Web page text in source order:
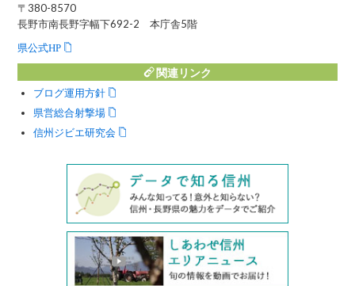
〒380-8570
長野市南長野字幅下692-2 本庁舎5階
県公式HP
関連リンク
ブログ運用方針
県営総合射撃場
信州ジビエ研究会